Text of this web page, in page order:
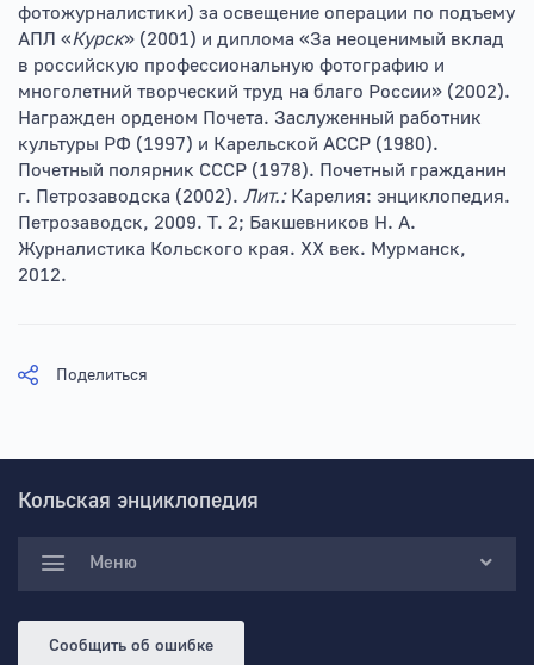
фотожурналистики) за освещение операции по подъему
АПЛ «Курск» (2001) и диплома «За неоценимый вклад
в российскую профессиональную фотографию и
многолетний творческий труд на благо России» (2002).
Награжден орденом Почета. Заслуженный работник
культуры РФ (1997) и Карельской АССР (1980).
Почетный полярник СССР (1978). Почетный гражданин
г. Петрозаводска (2002). Лит.: Карелия: энциклопедия.
Петрозаводск, 2009. Т. 2; Бакшевников Н. А.
Журналистика Кольского края. XX век. Мурманск,
2012.
Поделиться
Кольская энциклопедия
Меню
Сообщить об ошибке